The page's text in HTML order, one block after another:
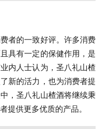
者的一致好评。许多消费
具有一定的保健作用，是
内人士认为，圣八礼山楂
新的活力，也为消费者提
，圣八礼山楂酒将继续秉
提供更多优质的产品。